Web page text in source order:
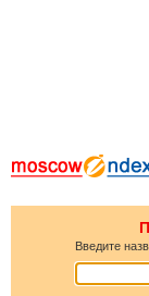
Введите